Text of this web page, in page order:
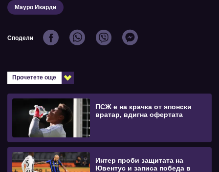
Мауро Икарди
Сподели
Прочетете още
ПСЖ е на крачка от японски
вратар, вдигна офертата
Интер проби защитата на
Ювентус и записа победа в